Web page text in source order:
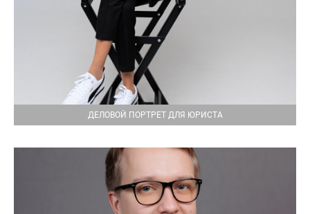
ДЕЛОВОЙ ПОРТРЕТ ДЛЯ ЮРИСТА